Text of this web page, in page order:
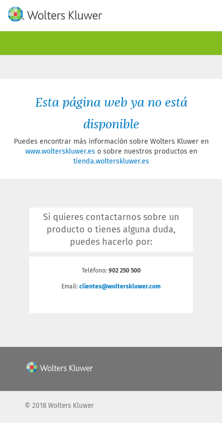
Esta página web ya no está
disponible
Puedes encontrar más información sobre Wolters Kluwer en
www.wolterskluwer.eso sobre nuestros productos en
tienda.wolterskluwer.es
Si quieres contactarnos sobre un
producto o tienes alguna duda,
puedes hacerlo por:
Teléfono:902 250 500
Email: clientes@wolterskluwer.com
© 2018 Wolters Kluwer